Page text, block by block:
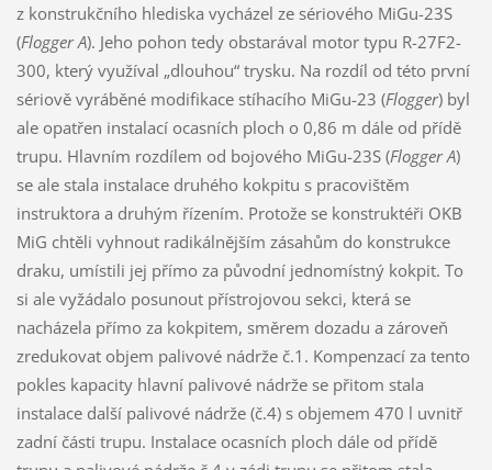
z konstrukčního hlediska vycházel ze sériového MiGu-23S
(Flogger A). Jeho pohon tedy obstarával motor typu R-27F2-
300, který využíval „dlouhou“ trysku. Na rozdíl od této první
sériově vyráběné modifikace stíhacího MiGu-23 (Flogger) byl
ale opatřen instalací ocasních ploch o 0,86 m dále od přídě
trupu. Hlavním rozdílem od bojového MiGu-23S (Flogger A)
se ale stala instalace druhého kokpitu s pracovištěm
instruktora a druhým řízením. Protože se konstruktéři OKB
MiG chtěli vyhnout radikálnějším zásahům do konstrukce
draku, umístili jej přímo za původní jednomístný kokpit. To
si ale vyžádalo posunout přístrojovou sekci, která se
nacházela přímo za kokpitem, směrem dozadu a zároveň
zredukovat objem palivové nádrže č.1. Kompenzací za tento
pokles kapacity hlavní palivové nádrže se přitom stala
instalace další palivové nádrže (č.4) s objemem 470 l uvnitř
zadní části trupu. Instalace ocasních ploch dále od přídě